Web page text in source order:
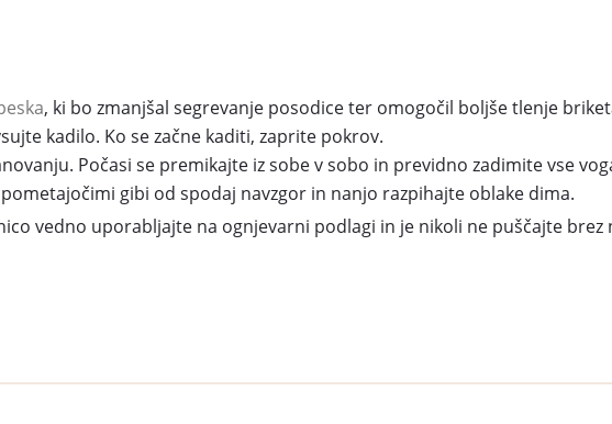
, ki bo zmanjšal segrevanje posodice ter omogočil boljše tlenje
kadilo. Ko se začne kaditi, zaprite pokrov.
Počasi se premikajte iz sobe v sobo in previdno zadimite vse
gibi od spodaj navzgor in nanjo razpihajte oblake dima.
vedno uporabljajte na ognjevarni podlagi in je nikoli ne puščajte